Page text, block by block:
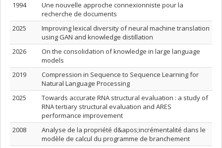
1994
Une nouvelle approche connexionniste pour la
recherche de documents
2025
Improving lexical diversity of neural machine translation
using GAN and knowledge distillation
2026
On the consolidation of knowledge in large language
models
2019
Compression in Sequence to Sequence Learning for
Natural Language Processing
2025
Towards accurate RNA structural evaluation : a study of
RNA tertiary structural evaluation and ARES
performance improvement
2008
Analyse de la propriété d&apos;incrémentalité dans le
modèle de calcul du programme de branchement